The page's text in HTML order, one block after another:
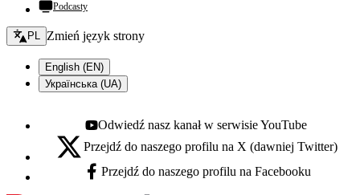
Podcasty
Zmień język - bieżący:
PL Zmień język strony
English (EN)
Українська (UA)
Youtube - otwiera się w nowej karcie
Odwiedź nasz kanał w serwisie YouTube
X - otwiera się w nowej karcie
Przejdź do naszego profilu na X (dawniej Twitter)
Facebook - otwiera się w nowej karcie
Przejdź do naszego profilu na Facebooku